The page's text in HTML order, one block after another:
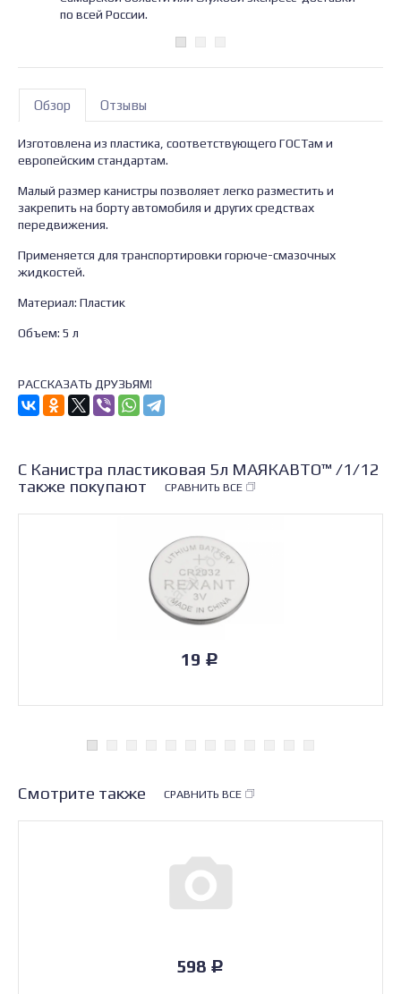
по всей России.
Обзор Отзывы
Изготовлена из пластика, соответствующего ГОСТам и
европейским стандартам.
Малый размер канистры позволяет легко разместить и
закрепить на борту автомобиля и других средствах
передвижения.
Применяется для транспортировки горюче-смазочных
жидкостей.
Материал: Пластик
Объем: 5 л
РАССКАЗАТЬ ДРУЗЬЯМ!
С Канистра пластиковая 5л МАЯКАВТО™ /1/12
также покупают
СРАВНИТЬ ВСЕ
19 Р
Смотрите также СРАВНИТЬ ВСЕ
598 Р